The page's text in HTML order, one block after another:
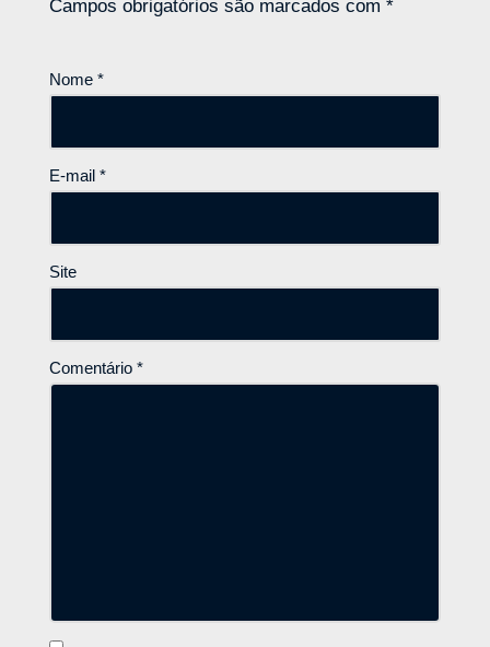
Campos obrigatórios são marcados com *
Nome *
E-mail *
Site
Comentário *